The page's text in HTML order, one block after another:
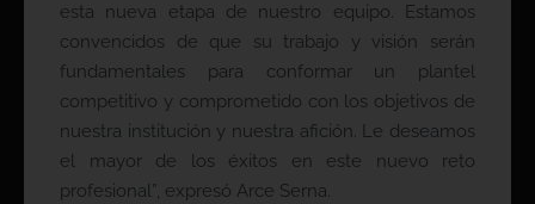
esta nueva etapa de nuestro equipo. Estamos
convencidos de que su trabajo y visión serán
fundamentales para conformar un plantel
competitivo y comprometido con los objetivos de
nuestra institución y nuestra afición. Le deseamos
el mayor de los éxitos en este nuevo reto
profesional”, expresó Arce Serna.